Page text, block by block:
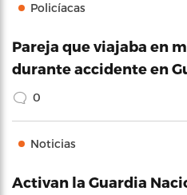
Policíacas
Pareja que viajaba en
durante accidente en
0
Noticias
Activan la Guardia